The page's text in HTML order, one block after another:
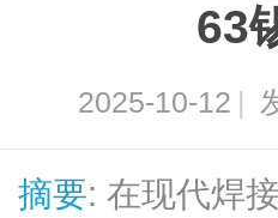
63
2025-10-12 |
摘要: 在现代焊